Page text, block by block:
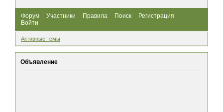
Форум Участники Правила Поиск
Регистрация
Войти
Активные темы
Объявление